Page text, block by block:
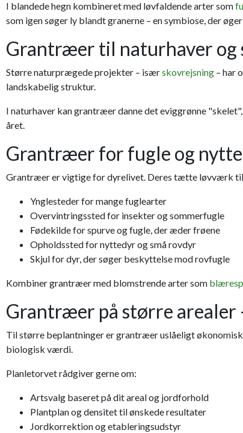
I blandede hegn kombineret med løvfaldende arter som
som igen søger ly blandt granerne – en symbiose, der
Grantræer til naturhaver og
Større naturprægede projekter – isærskovrejsning – har
landskabelig struktur.
I naturhaver kan grantræer danne det eviggrønne
året.
Grantræer for fugle og
Grantræer er vigtige for dyrelivet. Deres tætte løvværk
Ynglesteder for mange fuglearter
Overvintringssted for insekter og sommerfugle
Fødekilde for spurve og fugle, der æder frøene
Opholdssted for nyttedyr og små rovdyr
Skjul for dyr, der søger beskyttelse mod rovfugle
Kombiner grantræer med blomstrende arter som
Grantræer på større arealer
Til større beplantninger er grantræer uslåeligt
biologisk værdi.
Planletorvet rådgiver gerne om:
Artsvalg baseret på dit areal og jordforhold
Plantplan og densitet til ønskede resultater
Jordkorrektion og etableringsudstyr